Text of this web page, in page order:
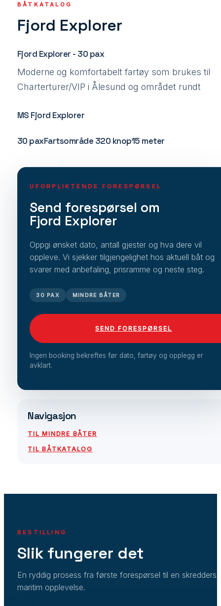
BÅTKATALOG
Fjord Explorer
Fjord Explorer - 30 pax
Moderne og komfortabelt fartøy som brukes til
Charterturer/VIP i Ålesund og området rundt
MS Fjord Explorer
30 paxFartsområde 320 knop15 meter
UFORPLIKTENDE FORESPØRSEL
Send forespørsel om
Fjord Explorer
Oppgi ønsket dato, antall gjester og hva dere vil
oppleve. Vi sjekker tilgjengelighet hos aktuell båt og
svarer med anbefaling, prisramme og neste steg.
30 PAX MINDRE BÅTER
SEND FORESPØRSEL
Ingen booking bekreftes før dato, fartøy og opplegg er
avklart.
Navigasjon
TIL MINDRE BÅTER
TIL BÅTKATALOG
BESTILLING
Slik fungerer det
En ryddig prosess fra første forespørsel til en
maritim opplevelse.